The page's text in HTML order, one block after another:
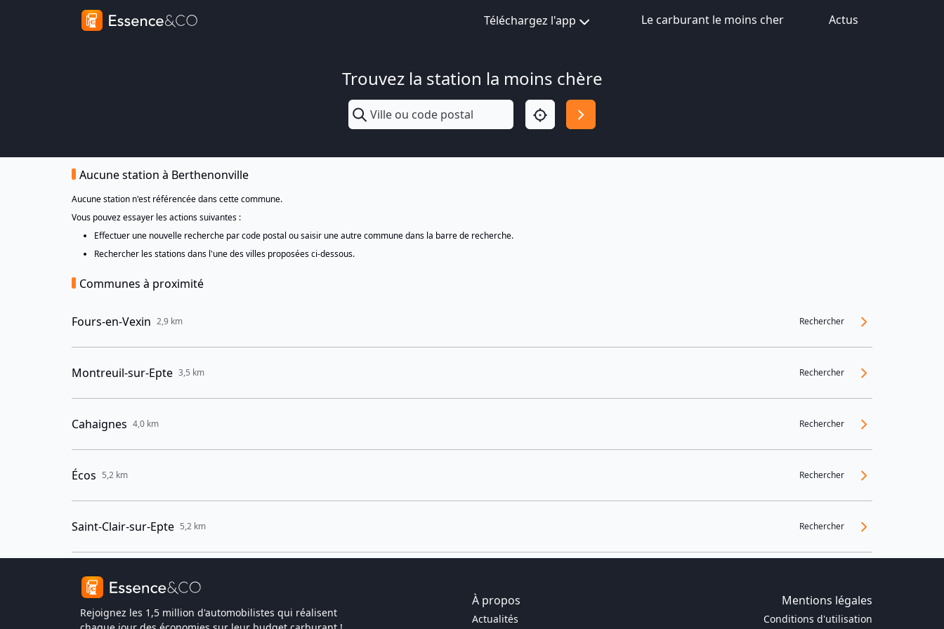
Téléchargez l'app Le carburant le moins cher Actus
Trouvez la station la moins chère
Aucune station à Berthenonville
Aucune station n'est référencée dans cette commune.
Vous pouvez essayer les actions suivantes :
Effectuer une nouvelle recherche par code postal ou saisir une autre commune dans la barre de recherche.
Rechercher les stations dans l'une des villes proposées ci-dessous.
Communes à proximité
Fours-en-Vexin 2,9 km Rechercher
Montreuil-sur-Epte 3,5 km Rechercher
Cahaignes 4,0 km Rechercher
Écos 5,2 km Rechercher
Saint-Clair-sur-Epte 5,2 km Rechercher
Rejoignez les 1,5 million d'automobilistes qui réalisent
À propos Mentions légales
Actualités
Conditions d'utilisation